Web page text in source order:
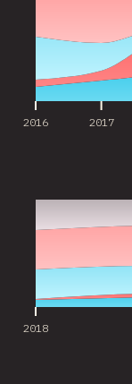
2016 2017
2018